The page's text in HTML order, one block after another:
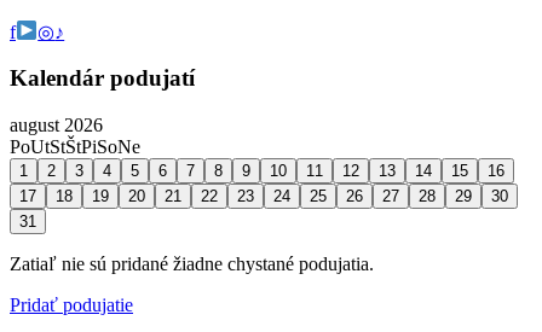
f ◎♪
Kalendár podujatí
august 2026
PoUtStŠtPiSoNe
1 2 3 4 5 6 7 8 9 10 11 12 13 14 15
16
17
18 19 20 21 22 23 24 25 26 27 28 29
30
31
Zatiaľ nie sú pridané žiadne chystané podujatia.
Pridať podujatie